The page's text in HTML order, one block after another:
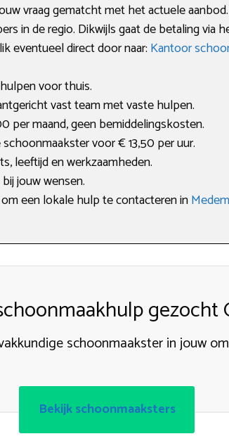
vraag gematcht met het actuele
in de regio. Dikwijls gaat de betaling via
eventueel direct door naar: Kantoor
voor thuis.
vast team met vaste hulpen.
per maand, geen bemiddelingskosten.
voor € 13,50 per uur.
leeftijd en werkzaamheden.
jouw wensen.
een lokale hulp te contacteren in
gezocht
schoonmaakster in jouw
Bekijk schoonmaaksters